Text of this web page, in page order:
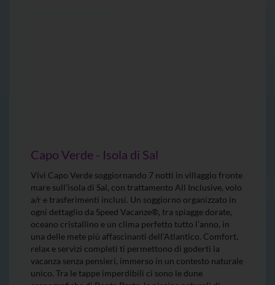
Capo Verde - Isola di Sal
Vivi Capo Verde soggiornando 7 notti in villaggio fronte
mare sull’isola di Sal, con trattamento All Inclusive, volo
a/r e trasferimenti inclusi. Un soggiorno organizzato in
ogni dettaglio da Speed Vacanze®, tra spiagge dorate,
oceano cristallino e un clima perfetto tutto l’anno, in
una delle mete più affascinanti dell’Atlantico. Comfort,
relax e servizi completi ti permettono di goderti la
vacanza senza pensieri, immerso in un contesto naturale
unico. Tra le tappe imperdibili ci sono le dune